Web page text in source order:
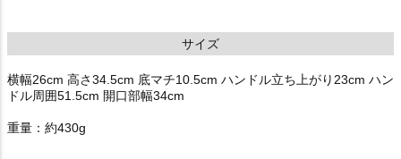
サイズ
横幅26cm 高さ34.5cm 底マチ10.5cm ハンドル立ち上がり23cm ハン
ドル周囲51.5cm 開口部幅34cm
重量：約430g